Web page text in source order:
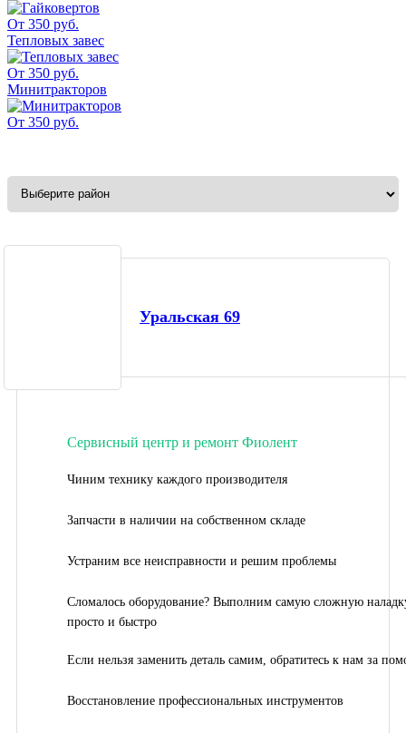
От 350 руб.
Тепловых завес
От 350 руб.
Минитракторов
От 350 руб.
Уральская 69
Сервисный центр и ремонт Фиолент
Чиним технику каждого производителя
Запчасти в наличии на собственном складе
Устраним все неисправности и решим проблемы
Сломалось оборудование? Выполним самую сложную
просто и быстро
Если нельзя заменить деталь самим, обратитесь к нам за
Восстановление профессиональных инструментов